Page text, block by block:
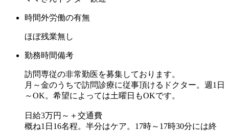
時間外労働の有無
ほぼ残業無し
勤務時間備考
訪問専従の非常勤医を募集しております。
月～金のうちで訪問診療に従事頂けるドクター。週1日
～OK。希望によっては土曜日もOKです。
日給3万円～＋交通費
概ね1日16名程。半分はケア。17時～17時30分には終